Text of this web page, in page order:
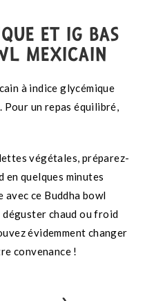
ET IG BAS
MEXICAIN
à indice glycémique
Pour un repas équilibré,
végétales, préparez-
en quelques minutes
avec ce Buddha bowl
déguster chaud ou froid
évidemment changer
convenance !